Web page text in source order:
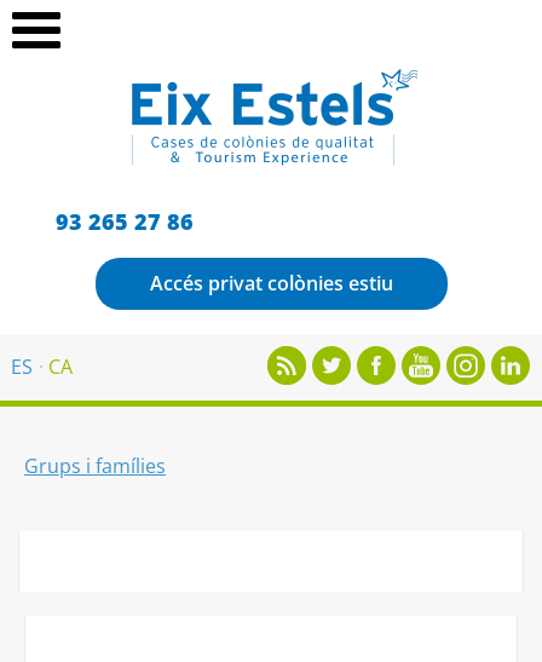
93 265 27 86
Accés privat colònies estiu
ES CA
Grups i famílies